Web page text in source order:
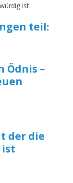
ist.
teil:
Ödnis –
der die